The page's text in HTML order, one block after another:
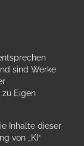
sind Werke
Eigen
Inhalte dieser
von „KI“